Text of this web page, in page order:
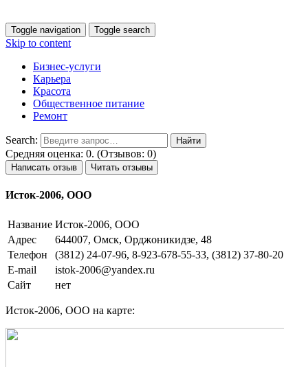
Toggle navigation Toggle search
Skip to content
Бизнес-услуги
Карьера
Красота
Общественное питание
Ремонт
Search:
Средняя оценка: 0. (Отзывов: 0)
Написать отзыв Читать отзывы
Исток-2006, ООО
Название Исток-2006, ООО
Адрес
644007, Омск, Орджоникидзе, 48
Телефон
(3812) 24-07-96, 8-923-678-55-33, (3812) 37-80-20
E-mail
istok-2006@yandex.ru
Сайт
нет
Исток-2006, ООО на карте: